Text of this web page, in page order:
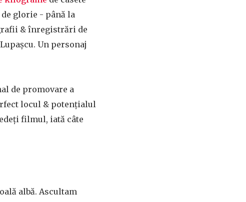
glorie - până la
& înregistrări de
Un personaj
de promovare a
locul & potențialul
filmul, iată câte
albă. Ascultam